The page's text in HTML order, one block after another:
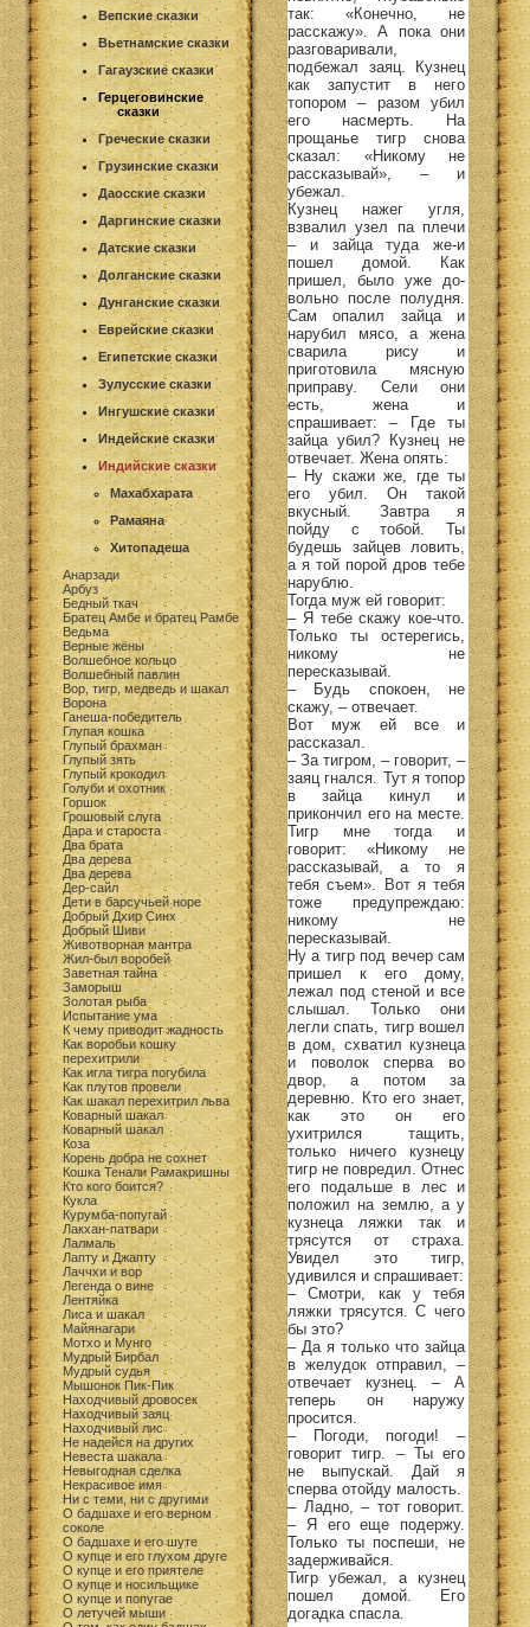
Вепские сказки
Вьетнамские сказки
Гагаузские сказки
Герцеговинские
сказки
Греческие сказки
Грузинские сказки
Даосские сказки
Даргинские сказки
Датские сказки
Долганские сказки
Дунганские сказки
Еврейские сказки
Египетские сказки
Зулусские сказки
Ингушские сказки
Индейские сказки
Индийские сказки
Махабхарата
Рамаяна
Хитопадеша
Анарзади
Арбуз
Бедный ткач
Братец Амбе и братец Рамбе
Ведьма
Верные жёны
Волшебное кольцо
Волшебный павлин
Вор, тигр, медведь и шакал
Ворона
Ганеша-победитель
Глупая кошка
Глупый брахман
Глупый зять
Глупый крокодил
Голуби и охотник
Горшок
Грошовый слуга
Дара и староста
Два брата
Два дерева
Два дерева
Дер-сайл
Дети в барсучьей норе
Добрый Дхир Синх
Добрый Шиви
Животворная мантра
Жил-был воробей
Заветная тайна
Заморыш
Золотая рыба
Испытание ума
К чему приводит жадность
Как воробьи кошку
перехитрили
Как игла тигра погубила
Как плутов провели
Как шакал перехитрил льва
Коварный шакал
Коварный шакал
Коза
Корень добра не сохнет
Кошка Тенали Рамакришны
Кто кого боится?
Кукла
Курумба-попугай
Лакхан-патвари
Лалмаль
Лапту и Джапту
Лаччхи и вор
Легенда о вине
Лентяйка
Лиса и шакал
Майянагари
Мотхо и Мунго
Мудрый Бирбал
Мудрый судья
Мышонок Пик-Пик
Находчивый дровосек
Находчивый заяц
Находчивый лис
Не надейся на других
Невеста шакала
Невыгодная сделка
Некрасивое имя
Ни с теми, ни с другими
О бадшахе и его верном
соколе
О бадшахе и его шуте
О купце и его глухом друге
О купце и его приятеле
О купце и носильщике
О купце и попугае
О летучей мыши
так: «Конечно, не
расскажу». А пока они
разговаривали,
подбежал заяц. Кузнец
как запустит в него
топором – разом убил
его насмерть. На
прощанье тигр снова
сказал: «Никому не
рассказывай», – и
убежал.
Кузнец нажег угля,
взвалил узел па плечи
– и зайца туда же-и
пошел домой. Как
пришел, было уже до-
вольно после полудня.
Сам опалил зайца и
нарубил мясо, а жена
сварила рису и
приготовила мясную
приправу. Сели они
есть, жена и
спрашивает: – Где ты
зайца убил? Кузнец не
отвечает. Жена опять:
– Ну скажи же, где ты
его убил. Он такой
вкусный. Завтра я
пойду с тобой. Ты
будешь зайцев ловить,
а я той порой дров тебе
нарублю.
Тогда муж ей говорит:
– Я тебе скажу кое-что.
Только ты остерегись,
никому не
пересказывай.
– Будь спокоен, не
скажу, – отвечает.
Вот муж ей все и
рассказал.
– За тигром, – говорит, –
заяц гнался. Тут я топор
в зайца кинул и
прикончил его на месте.
Тигр мне тогда и
говорит: «Никому не
рассказывай, а то я
тебя съем». Вот я тебя
тоже предупреждаю:
никому не
пересказывай.
Ну а тигр под вечер сам
пришел к его дому,
лежал под стеной и все
слышал. Только они
легли спать, тигр вошел
в дом, схватил кузнеца
и поволок сперва во
двор, а потом за
деревню. Кто его знает,
как это он его
ухитрился тащить,
только ничего кузнецу
тигр не повредил. Отнес
его подальше в лес и
положил на землю, а у
кузнеца ляжки так и
трясутся от страха.
Увидел это тигр,
удивился и спрашивает:
– Смотри, как у тебя
ляжки трясутся. С чего
бы это?
– Да я только что зайца
в желудок отправил, –
отвечает кузнец. – А
теперь он наружу
просится.
– Погоди, погоди! –
говорит тигр. – Ты его
не выпускай. Дай я
сперва отойду малость.
– Ладно, – тот говорит.
– Я его еще подержу.
Только ты поспеши, не
задерживайся.
Тигр убежал, а кузнец
пошел домой. Его
догадка спасла.